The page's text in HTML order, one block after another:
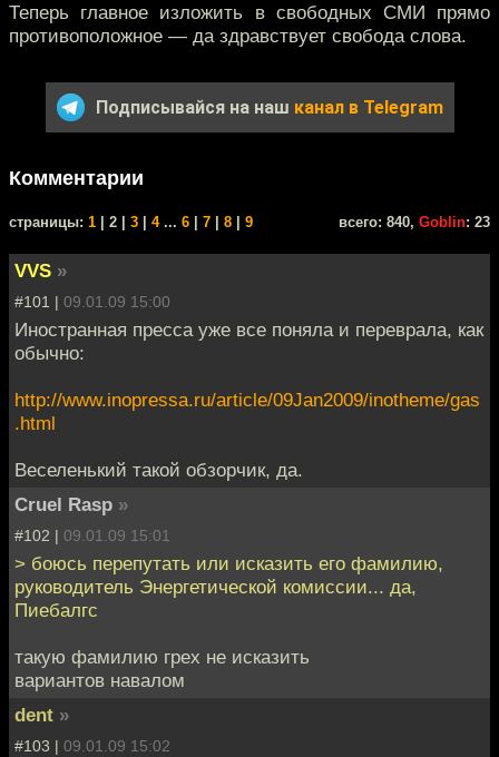
Теперь главное изложить в свободных СМИ прямо
противоположное — да здравствует свобода слова.
Подписывайся на наш канал в Telegram
Комментарии
cтраницы: 1 | 2 | 3 4... 6 7 8 9 всего: 840, Goblin: 23
VVS »
#101 | 09.01.09 15:00
Иностранная пресса уже все поняла и переврала, как
обычно:
http://www.inopressa.ru/article/09Jan2009/inotheme/gas
.html
Веселенький такой обзорчик, да.
Cruel Rasp »
#102 | 09.01.09 15:01
> боюсь перепутать или исказить его фамилию,
руководитель Энергетической комиссии... да,
Пиебалгс
такую фамилию грех не исказить
вариантов навалом
dent »
#103 | 09.01.09 15:02